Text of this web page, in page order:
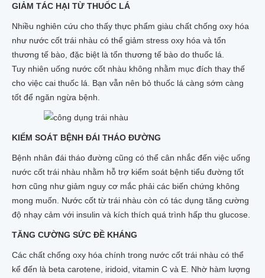
GIẢM TÁC HẠI TỪ THUỐC LÁ
Nhiều nghiên cứu cho thấy thực phẩm giàu chất chống oxy hóa
như nước cốt trái nhàu có thể giảm stress oxy hóa và tổn
thương tế bào, đặc biệt là tổn thương tế bào do thuốc lá.
Tuy nhiên uống nước cốt nhàu không nhằm mục đích thay thế
cho việc cai thuốc lá. Bạn vẫn nên bỏ thuốc lá càng sớm càng
tốt để ngăn ngừa bệnh.
KIỂM SOÁT BỆNH ĐÁI THÁO ĐƯỜNG
Bệnh nhân đái tháo đường cũng có thể cân nhắc đến việc uống
nước cốt trái nhàu nhằm hỗ trợ kiểm soát bệnh tiểu đường tốt
hơn cũng như giảm nguy cơ mắc phải các biến chứng không
mong muốn. Nước cốt từ trái nhàu còn có tác dụng tăng cường
độ nhạy cảm với insulin và kích thích quá trình hấp thu glucose.
TĂNG CƯỜNG SỨC ĐỀ KHÁNG
Các chất chống oxy hóa chính trong nước cốt trái nhàu có thể
kể đến là beta carotene, iridoid, vitamin C và E. Nhờ hàm lượng